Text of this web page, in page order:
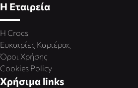
Η Εταιρεία
Η Crocs
Ευκαιρίες Καριέρας
Όροι Χρήσης
Cookies Policy
Χρήσιμα links